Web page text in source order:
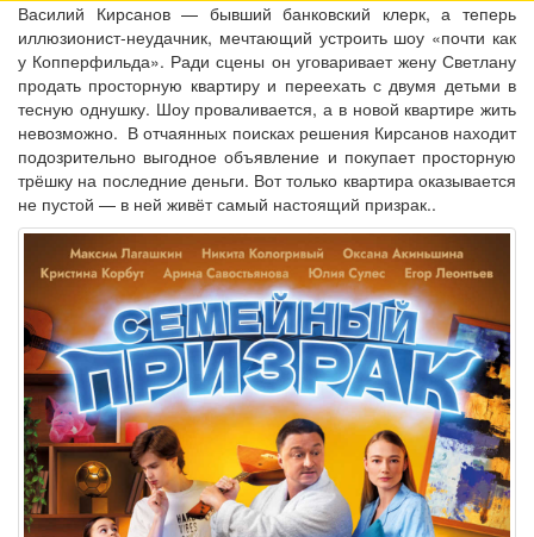
Василий Кирсанов — бывший банковский клерк, а теперь
иллюзионист-неудачник, мечтающий устроить шоу «почти как
у Копперфильда». Ради сцены он уговаривает жену Светлану
продать просторную квартиру и переехать с двумя детьми в
тесную однушку. Шоу проваливается, а в новой квартире жить
невозможно. В отчаянных поисках решения Кирсанов находит
подозрительно выгодное объявление и покупает просторную
трёшку на последние деньги. Вот только квартира оказывается
не пустой — в ней живёт самый настоящий призрак..